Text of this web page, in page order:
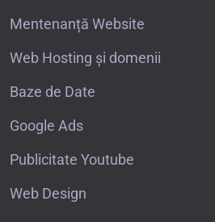
Mentenanță Website
Web Hosting și domenii
Baze de Date
Google Ads
Publicitate Youtube
Web Design